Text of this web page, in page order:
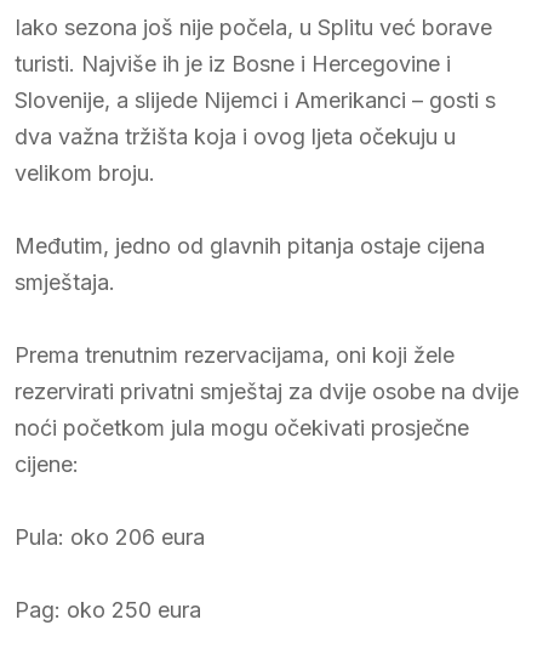
Iako sezona još nije počela, u Splitu već borave
turisti. Najviše ih je iz Bosne i Hercegovine i
Slovenije, a slijede Nijemci i Amerikanci – gosti s
dva važna tržišta koja i ovog ljeta očekuju u
velikom broju.
Međutim, jedno od glavnih pitanja ostaje cijena
smještaja.
Prema trenutnim rezervacijama, oni koji žele
rezervirati privatni smještaj za dvije osobe na dvije
noći početkom jula mogu očekivati prosječne
cijene:
Pula: oko 206 eura
Pag: oko 250 eura